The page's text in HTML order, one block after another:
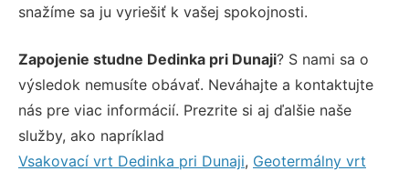
snažíme sa ju vyriešiť k vašej spokojnosti.
Zapojenie studne Dedinka pri Dunaji? S nami sa o
výsledok nemusíte obávať. Neváhajte a kontaktujte
nás pre viac informácií. Prezrite si aj ďalšie naše
služby, ako napríklad
Vsakovací vrt Dedinka pri Dunaji, Geotermálny vrt